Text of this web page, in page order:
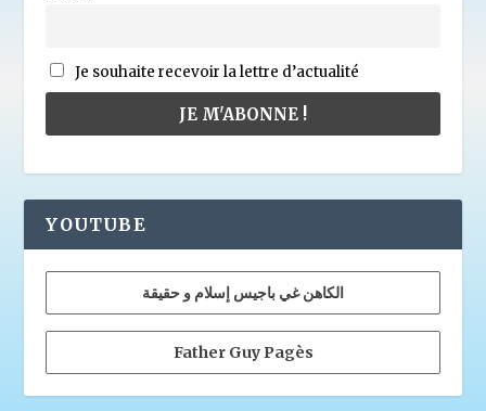
Je souhaite recevoir la lettre d’actualité
YOUTUBE
الكاهن غي باجيس إسلام و حقيقة
Father Guy Pagès